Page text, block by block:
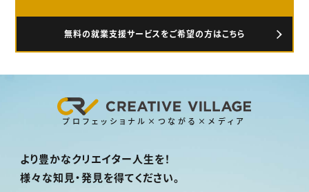
無料の就業支援サービスをご希望の方はこちら
プロフェッショナル×つながる×メディア
より豊かなクリエイター人生を！
様々な知見・発見を得てください。